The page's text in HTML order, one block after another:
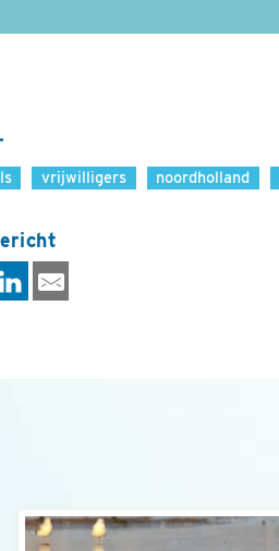
vrijwilligers noordholland